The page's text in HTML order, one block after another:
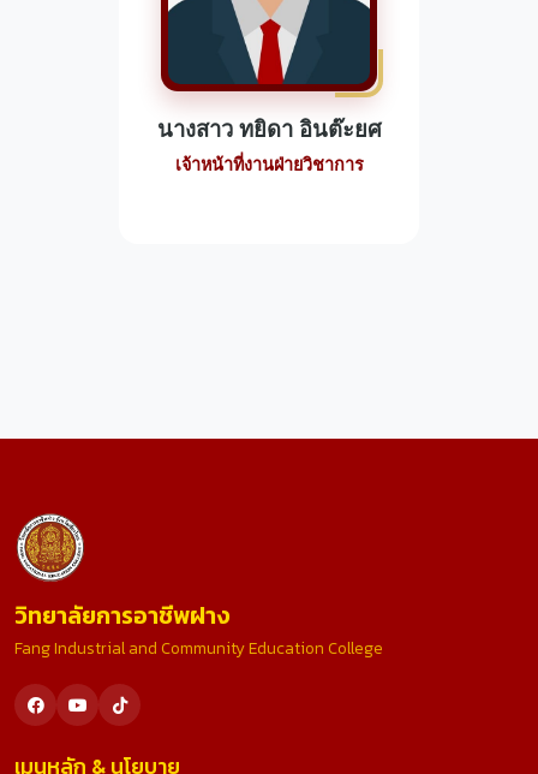
นางสาว ทยิดา อินต๊ะยศ
เจ้าหน้าที่งานฝ่ายวิชาการ
วิทยาลัยการอาชีพฝาง
Fang Industrial and Community Education College
เมนูหลัก & นโยบาย